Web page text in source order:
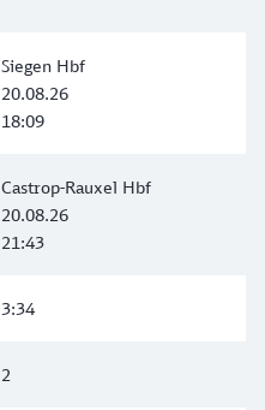
Siegen Hbf
20.08.26
18:09
Castrop-Rauxel Hbf
20.08.26
21:43
3:34
2